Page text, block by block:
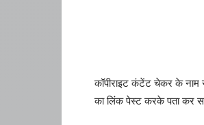
कॉपीराइट कंटेंट चेकर के
का लिंक पेस्ट करके पता कर